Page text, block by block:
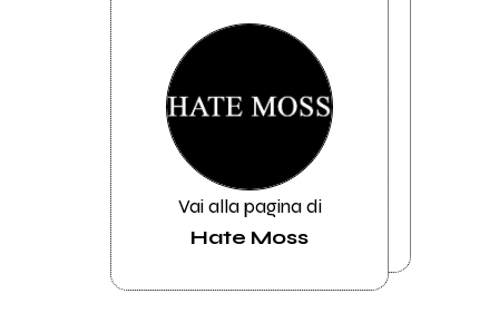
Vai alla pagina di
Hate Moss